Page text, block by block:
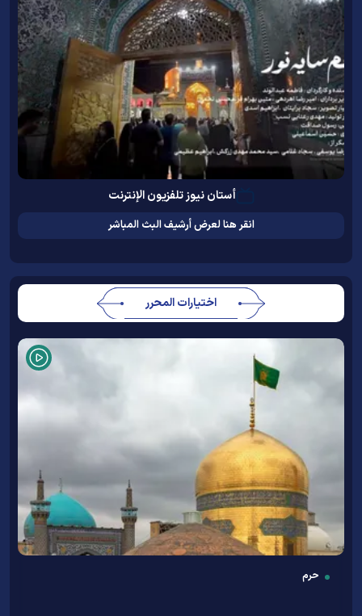
أستان نيوز تلفزيون الإنترنت
انقر هنا لعرض أرشيف البث المباشر
اختيارات المحرر
حرم